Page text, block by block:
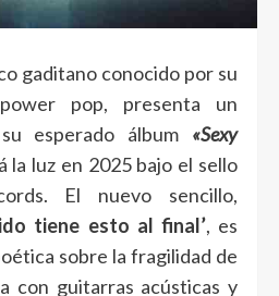
gaditano conocido por su
pop, presenta un
esperado álbum «Sexy
la luz en 2025 bajo el sello
El nuevo sencillo,
tiene esto al final’, es
sobre la fragilidad de
con guitarras acústicas y